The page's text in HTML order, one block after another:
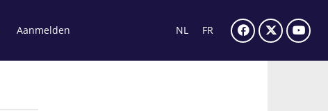
Aanmelden NL FR